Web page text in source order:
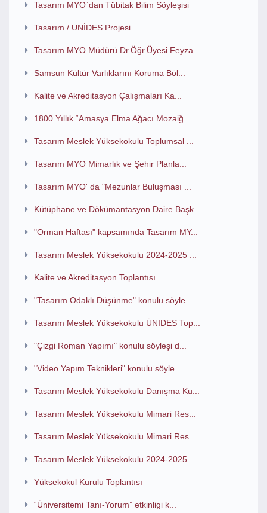
Tasarım MYO`dan Tübitak Bilim Söyleşisi
Tasarım / UNİDES Projesi
Tasarım MYO Müdürü Dr.Öğr.Üyesi Feyza...
Samsun Kültür Varlıklarını Koruma Böl...
Kalite ve Akreditasyon Çalışmaları Ka...
1800 Yıllık “Amasya Elma Ağacı Mozaiğ...
Tasarım Meslek Yüksekokulu Toplumsal ...
Tasarım MYO Mimarlık ve Şehir Planla...
Tasarım MYO' da "Mezunlar Buluşması ...
Kütüphane ve Dökümantasyon Daire Başk...
"Orman Haftası" kapsamında Tasarım MY...
Tasarım Meslek Yüksekokulu 2024-2025 ...
Kalite ve Akreditasyon Toplantısı
"Tasarım Odaklı Düşünme" konulu söyle...
Tasarım Meslek Yüksekokulu ÜNIDES Top...
"Çizgi Roman Yapımı" konulu söyleşi d...
"Video Yapım Teknikleri" konulu söyle...
Tasarım Meslek Yüksekokulu Danışma Ku...
Tasarım Meslek Yüksekokulu Mimari Res...
Tasarım Meslek Yüksekokulu Mimari Res...
Tasarım Meslek Yüksekokulu 2024-2025 ...
Yüksekokul Kurulu Toplantısı
“Üniversitemi Tanı-Yorum” etkinligi k...